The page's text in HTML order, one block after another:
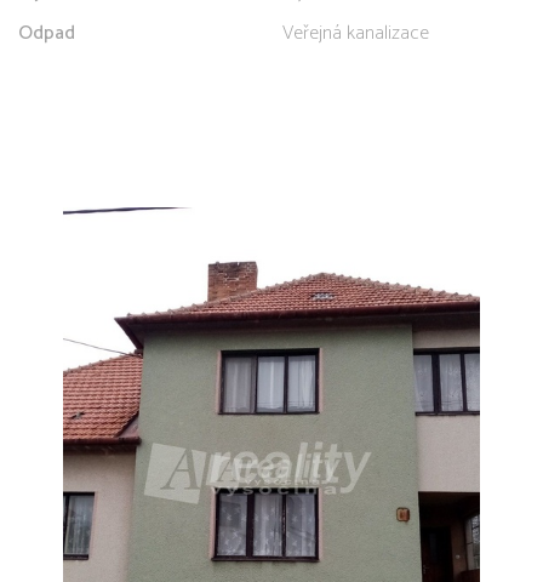
Odpad
Veřejná kanalizace